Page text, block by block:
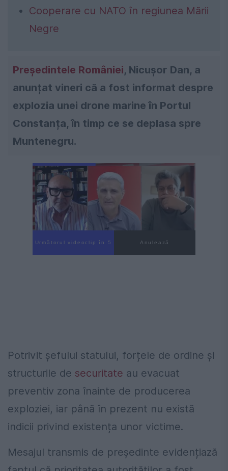
Cooperare cu NATO în regiunea Mării
Negre
Președintele României, Nicușor Dan, a
anunțat vineri că a fost informat despre
explozia unei drone marine în Portul
Constanța, în timp ce se deplasa spre
Muntenegru.
Următorul videoclip în 3 Anulează
Potrivit șefului statului, forțele de ordine și
structurile de securitate au evacuat
preventiv zona înainte de producerea
exploziei, iar până în prezent nu există
indicii privind existența unor victime.
Mesajul transmis de președinte evidențiază